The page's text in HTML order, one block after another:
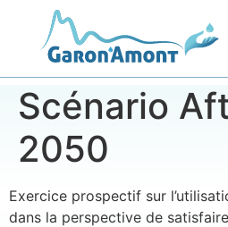
Scénario
2050
Exercice prospectif sur
dans la perspective de